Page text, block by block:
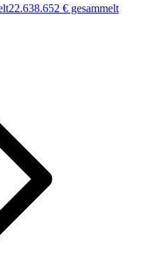
22.638.652 € gesammelt